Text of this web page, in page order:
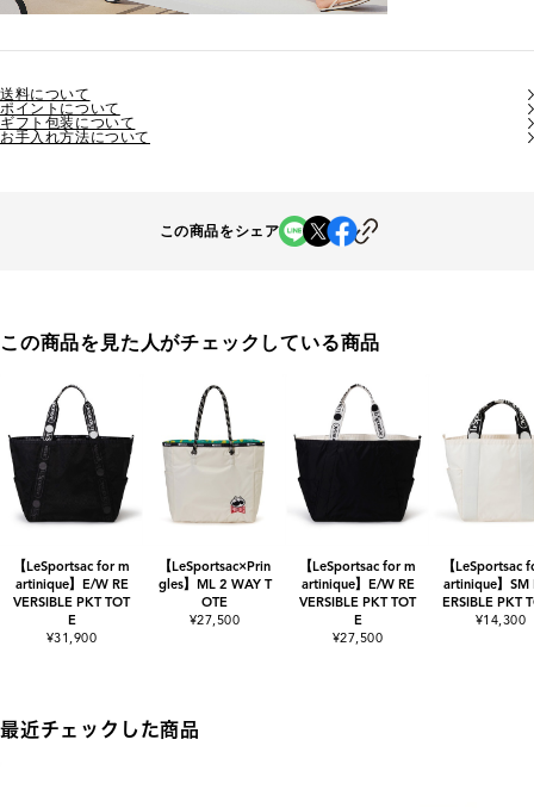
送料について
ポイントについて
ギフト包装について
お手入れ方法について
この商品をシェア
この商品を見た人がチェックしている商品
【LeSportsac for m
artinique】E/W RE
VERSIBLE PKT TOT
E
¥31,900
【LeSportsac×Prin
gles】ML 2 WAY T
OTE
¥27,500
【LeSportsac for m
artinique】E/W RE
VERSIBLE PKT TOT
E
¥27,500
【LeSportsac
artinique】SM
ERSIBLE PKT
¥14,300
最近チェックした商品